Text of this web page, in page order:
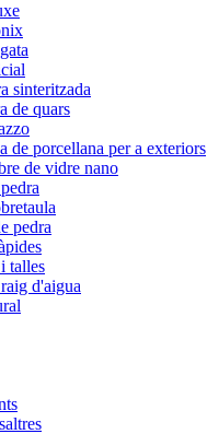
sinteritzada
de quars
de porcellana per a exteriors
de vidre nano
pedra
talles
d'aigua